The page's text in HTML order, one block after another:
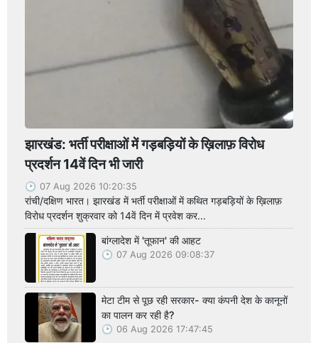
झारखंड: भर्ती परीक्षाओं में गड़बड़ियों के ख़िलाफ़ विरोध
प्रदर्शन 14वें दिन भी जारी
07 Aug 2026 10:20:35
रांची/दक्षिण भारत। झारखंड में भर्ती परीक्षाओं में कथित गड़बड़ियों के ख़िलाफ़
विरोध प्रदर्शन शुक्रवार को 14वें दिन में प्रवेश कर...
बांग्लादेश में 'तूफान' की आहट
07 Aug 2026 09:08:37
मेटा टीम से पूछ रही सरकार- क्या कंपनी देश के कानूनों
का पालन कर रही है?
06 Aug 2026 17:47:45